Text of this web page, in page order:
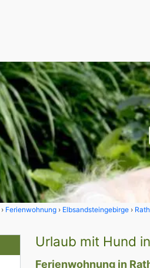
Ferienwohnung Elbsandsteingebirge
Urlaub mit Hund
Ferienwohnung in